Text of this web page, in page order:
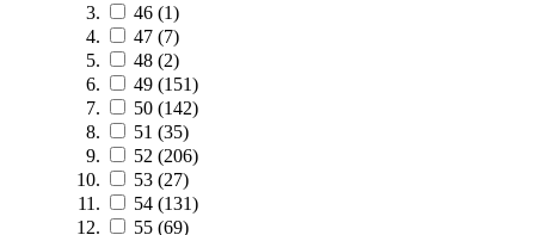
46 (1)
47 (7)
48 (2)
49 (151)
50 (142)
51 (35)
52 (206)
53 (27)
54 (131)
55 (69)